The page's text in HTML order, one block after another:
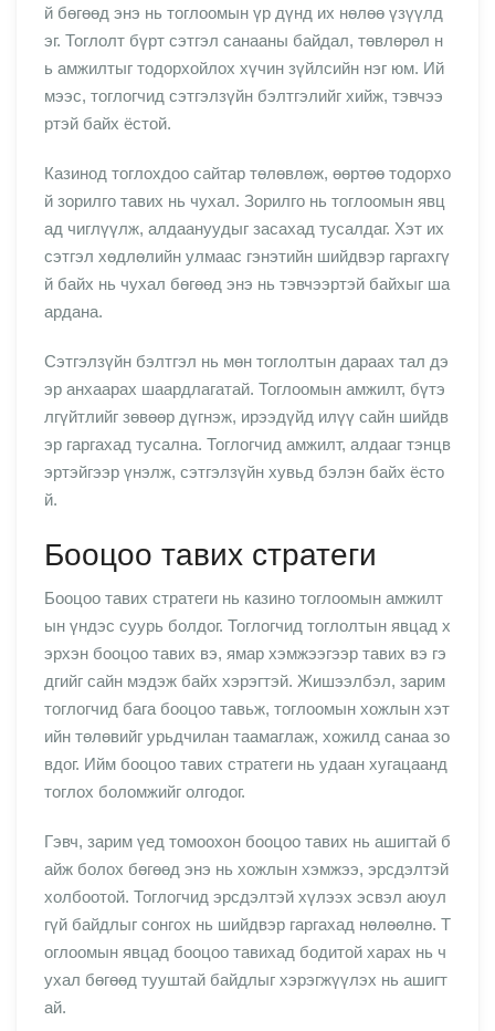
й бөгөөд энэ нь тоглоомын үр дүнд их нөлөө үзүүлд
эг. Тоглолт бүрт сэтгэл санааны байдал, төвлөрөл н
ь амжилтыг тодорхойлох хүчин зүйлсийн нэг юм. Ий
мээс, тоглогчид сэтгэлзүйн бэлтгэлийг хийж, тэвчээ
ртэй байх ёстой.
Казинод тоглохдоо сайтар төлөвлөж, өөртөө тодорхо
й зорилго тавих нь чухал. Зорилго нь тоглоомын явц
ад чиглүүлж, алдаануудыг засахад тусалдаг. Хэт их
сэтгэл хөдлөлийн улмаас гэнэтийн шийдвэр гаргахгү
й байх нь чухал бөгөөд энэ нь тэвчээртэй байхыг ша
ардана.
Сэтгэлзүйн бэлтгэл нь мөн тоглолтын дараах тал дэ
эр анхаарах шаардлагатай. Тоглоомын амжилт, бүтэ
лгүйтлийг зөвөөр дүгнэж, ирээдүйд илүү сайн шийдв
эр гаргахад тусална. Тоглогчид амжилт, алдааг тэнцв
эртэйгээр үнэлж, сэтгэлзүйн хувьд бэлэн байх ёсто
й.
Бооцоо тавих стратеги
Бооцоо тавих стратеги нь казино тоглоомын амжилт
ын үндэс суурь болдог. Тоглогчид тоглолтын явцад х
эрхэн бооцоо тавих вэ, ямар хэмжээгээр тавих вэ гэ
дгийг сайн мэдэж байх хэрэгтэй. Жишээлбэл, зарим
тоглогчид бага бооцоо тавьж, тоглоомын хожлын хэт
ийн төлөвийг урьдчилан таамаглаж, хожилд санаа зо
вдог. Ийм бооцоо тавих стратеги нь удаан хугацаанд
тоглох боломжийг олгодог.
Гэвч, зарим үед томоохон бооцоо тавих нь ашигтай б
айж болох бөгөөд энэ нь хожлын хэмжээ, эрсдэлтэй
холбоотой. Тоглогчид эрсдэлтэй хүлээх эсвэл аюул
гүй байдлыг сонгох нь шийдвэр гаргахад нөлөөлнө. Т
оглоомын явцад бооцоо тавихад бодитой харах нь ч
ухал бөгөөд тууштай байдлыг хэрэгжүүлэх нь ашигт
ай.